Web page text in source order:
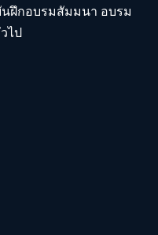
นฝึกอบรมสัมมนา อบรม
ไป